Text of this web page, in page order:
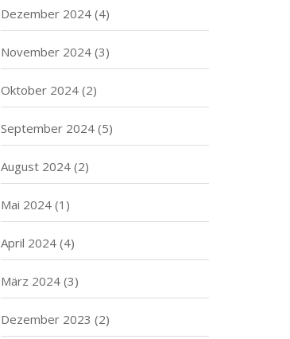
Dezember 2024 (4)
November 2024 (3)
Oktober 2024 (2)
September 2024 (5)
August 2024 (2)
Mai 2024 (1)
April 2024 (4)
März 2024 (3)
Dezember 2023 (2)